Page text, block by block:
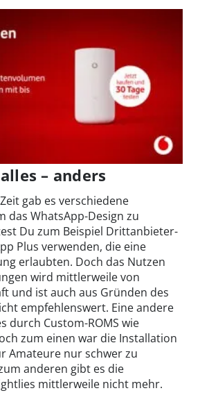
– anders
gab es verschiedene
das WhatsApp-Design zu
Du zum Beispiel Drittanbieter-
Plus verwenden, die eine
erlaubten. Doch das Nutzen
wird mittlerweile von
und ist auch aus Gründen des
empfehlenswert. Eine andere
durch Custom-ROMS wie
zum einen war die Installation
Amateure nur schwer zu
anderen gibt es die
mittlerweile nicht mehr.